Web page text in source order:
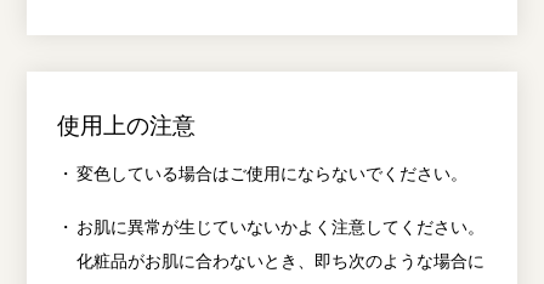
使用上の注意
変色している場合はご使用にならないでください。
お肌に異常が生じていないかよく注意してください。
化粧品がお肌に合わないとき、即ち次のような場合に